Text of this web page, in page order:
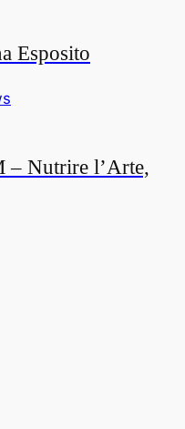
Esposito
– Nutrire l’Arte,